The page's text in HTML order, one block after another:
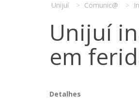
Unijuí Comunic@
Unijuí
em
Detalhes